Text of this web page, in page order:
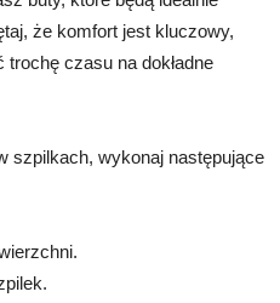
że komfort jest kluczowy,
czasu na dokładne
szpilkach, wykonaj następujące